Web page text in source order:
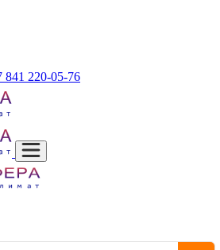
841 220-05-76